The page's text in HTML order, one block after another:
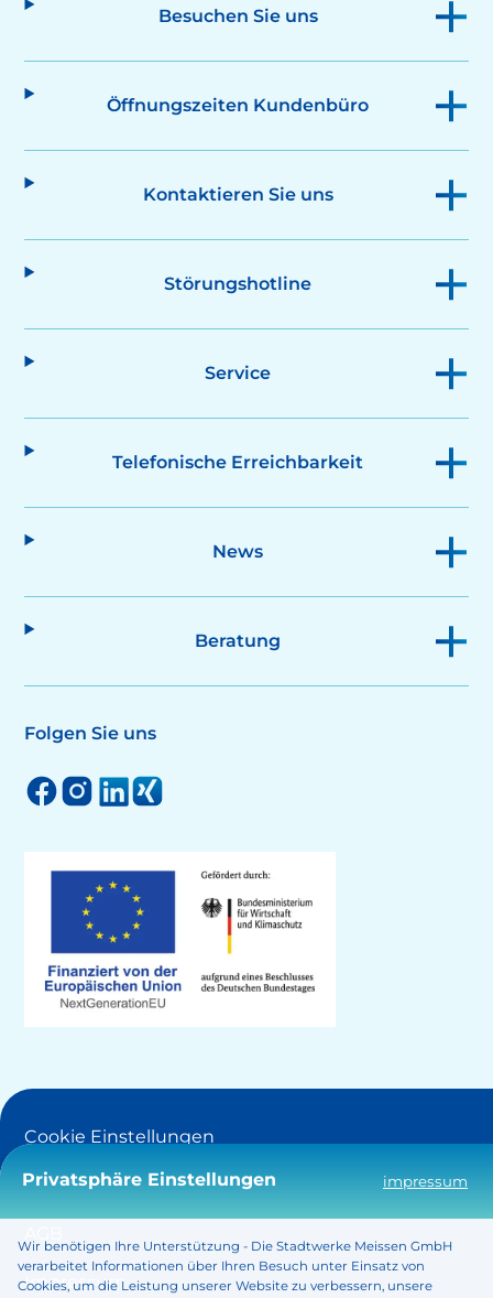
Privatsphäre Einstellungen impressum
Wir benötigen Ihre Unterstützung - Die Stadtwerke Meissen GmbH
verarbeitet Informationen über Ihren Besuch unter Einsatz von
Cookies, um die Leistung unserer Website zu verbessern, unsere
Besuchen Sie uns
Öffnungszeiten Kundenbüro
Kontaktieren Sie uns
Störungshotline
Service
Telefonische Erreichbarkeit
News
Beratung
Folgen Sie uns
Cookie Einstellungen
Barrierefreiheit
Impressum